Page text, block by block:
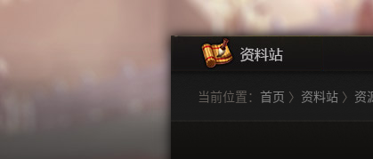
当前位置： 首页 〉 资料站 〉 资